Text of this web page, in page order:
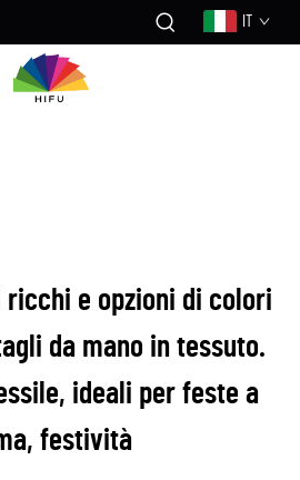
ricchi e opzioni di colori
da mano in tessuto.
ideali per feste a
festività